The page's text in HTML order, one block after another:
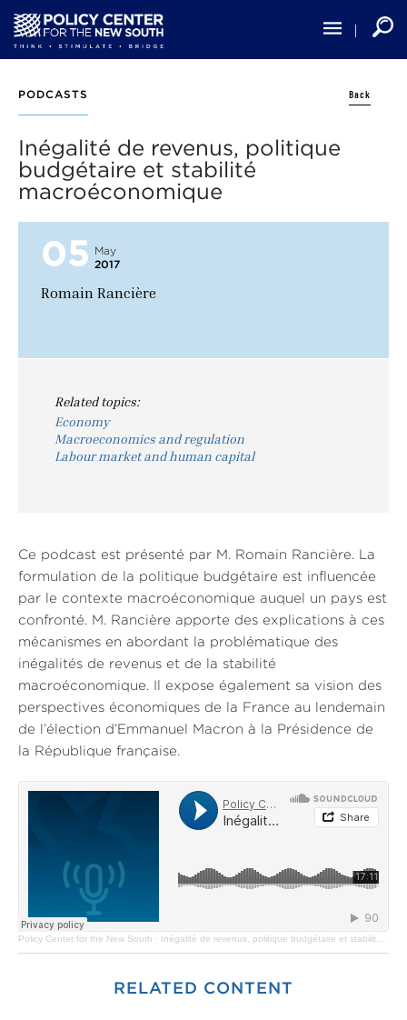
main
content
PODCASTS Back
Inégalité de revenus, politique
budgétaire et stabilité
macroéconomique
05
May
2017
Romain Rancière
Related topics:
Economy
Macroeconomics and regulation
Labour market and human capital
Ce podcast est présenté par M. Romain Rancière. La
formulation de la politique budgétaire est influencée
par le contexte macroéconomique auquel un pays est
confronté. M. Rancière apporte des explications à ces
mécanismes en abordant la problématique des
inégalités de revenus et de la stabilité
macroéconomique. Il expose également sa vision des
perspectives économiques de la France au lendemain
de l’élection d’Emmanuel Macron à la Présidence de
la République française.
Policy Center for the New South · Inégalité de revenus, politique budgétaire et stabilité macroéconomique
RELATED CONTENT